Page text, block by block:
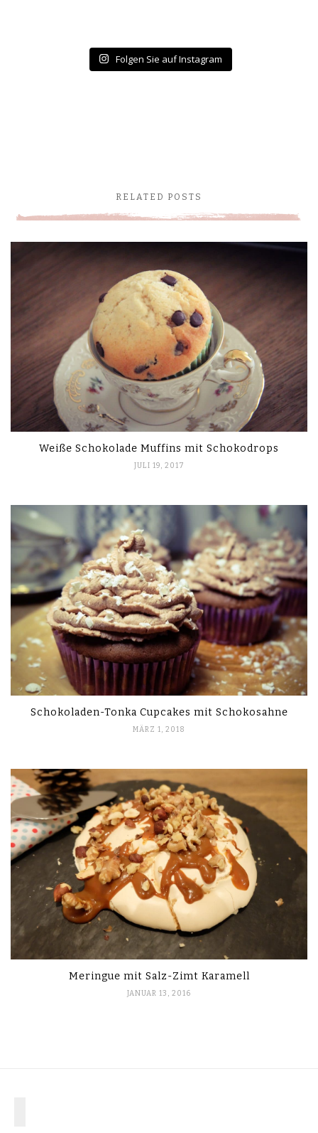
Folgen Sie auf Instagram
RELATED POSTS
Weiße Schokolade Muffins mit Schokodrops
JULI 19, 2017
Schokoladen-Tonka Cupcakes mit Schokosahne
MÄRZ 1, 2018
Meringue mit Salz-Zimt Karamell
JANUAR 13, 2016